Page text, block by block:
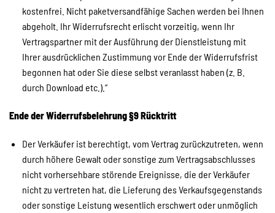
kostenfrei. Nicht paketversandfähige Sachen werden bei Ihnen
abgeholt. Ihr Widerrufsrecht erlischt vorzeitig, wenn Ihr
Vertragspartner mit der Ausführung der Dienstleistung mit
Ihrer ausdrücklichen Zustimmung vor Ende der Widerrufsfrist
begonnen hat oder Sie diese selbst veranlasst haben (z. B.
durch Download etc.).“
Ende der Widerrufsbelehrung§9 Rücktritt
Der Verkäufer ist berechtigt, vom Vertrag zurückzutreten, wenn
durch höhere Gewalt oder sonstige zum Vertragsabschlusses
nicht vorhersehbare störende Ereignisse, die der Verkäufer
nicht zu vertreten hat, die Lieferung des Verkaufsgegenstands
oder sonstige Leistung wesentlich erschwert oder unmöglich